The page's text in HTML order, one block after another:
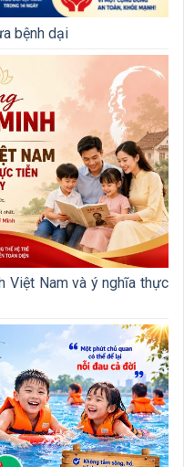
bệnh dại
Việt Nam và ý nghĩa thực